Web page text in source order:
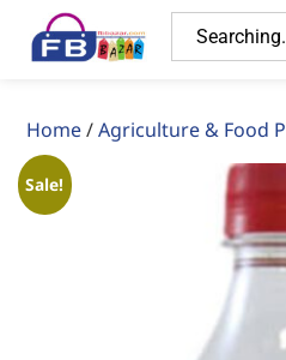
Home/Agriculture & Food
Sale!